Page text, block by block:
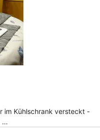
im Kühlschrank versteckt -